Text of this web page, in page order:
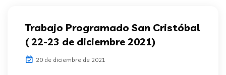
Trabajo Programado San Cristóbal
( 22-23 de diciembre 2021)
20 de diciembre de 2021